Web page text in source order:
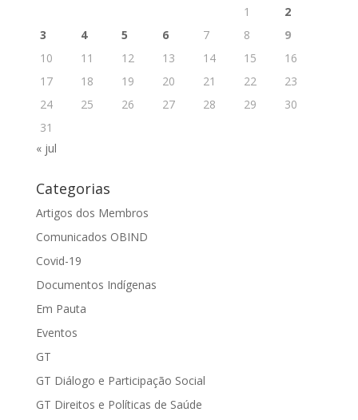
1
2
3
4 5 6 7 8
9
10
11 12 13 14 15
16
17
18 19 20 21 22
23
24
25 26 27 28 29
30
31
« jul
Categorias
Artigos dos Membros
Comunicados OBIND
Covid-19
Documentos Indígenas
Em Pauta
Eventos
GT
GT Diálogo e Participação Social
GT Direitos e Políticas de Saúde